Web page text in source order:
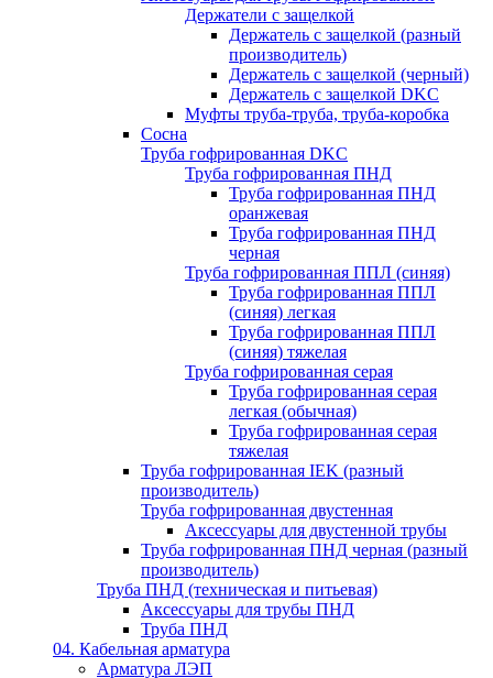
Держатели с защелкой
Держатель с защелкой (разный
производитель)
Держатель с защелкой (черный)
Держатель с защелкой DKC
Муфты труба-труба, труба-коробка
Сосна
Труба гофрированная DKC
Труба гофрированная ПНД
Труба гофрированная ПНД
оранжевая
Труба гофрированная ПНД
черная
Труба гофрированная ППЛ (синяя)
Труба гофрированная ППЛ
(синяя) легкая
Труба гофрированная ППЛ
(синяя) тяжелая
Труба гофрированная серая
Труба гофрированная серая
легкая (обычная)
Труба гофрированная серая
тяжелая
Труба гофрированная IEK (разный
производитель)
Труба гофрированная двустенная
Аксессуары для двустенной трубы
Труба гофрированная ПНД черная (разный
производитель)
Труба ПНД (техническая и питьевая)
Аксессуары для трубы ПНД
Труба ПНД
04. Кабельная арматура
Арматура ЛЭП